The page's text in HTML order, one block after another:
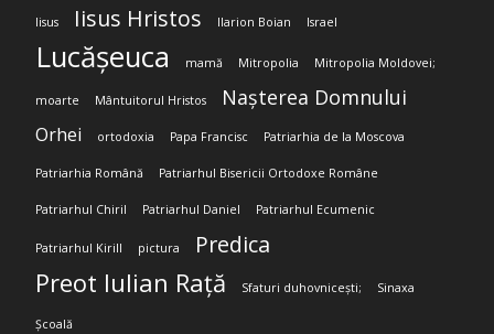
Iisus Iisus Hristos Ilarion Boian Israel
Lucășeuca mamă Mitropolia Mitropolia Moldovei;
moarte Mântuitorul Hristos Nașterea Domnului
Orhei ortodoxia Papa Francisc Patriarhia de la Moscova
Patriarhia Română Patriarhul Bisericii Ortodoxe Române
Patriarhul Chiril Patriarhul Daniel Patriarhul Ecumenic
Patriarhul Kirill pictura Predica
Preot Iulian Rață Sfaturi duhovnicești; Sinaxa
Școală